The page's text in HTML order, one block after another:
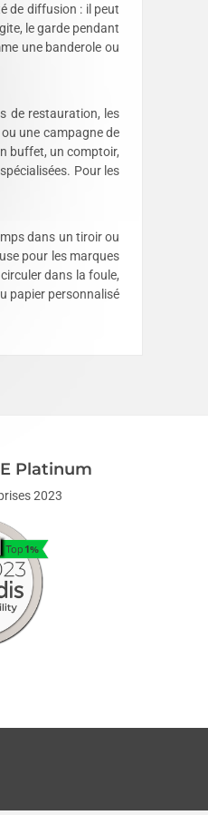
de diffusion : il peut
le garde pendant
une banderole ou
de restauration, les
une campagne de
buffet, un comptoir,
Pour les
dans un tiroir ou
pour les marques
dans la foule,
papier personnalisé
Platinum
2023